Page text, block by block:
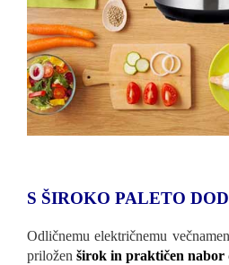
S ŠIROKO PALETO
Odličnemu električnemu
priložen širok in praktičen nabor